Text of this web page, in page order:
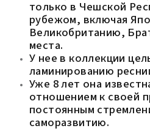
только в Чешской
рубежом, включая
Великобританию,
места.
У нее в коллекции
ламинированию
Уже 8 лет она
отношением к своей
постоянным
саморазвитию.